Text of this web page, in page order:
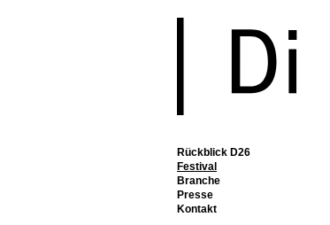
Rückblick D26
Festival
Branche
Presse
Kontakt